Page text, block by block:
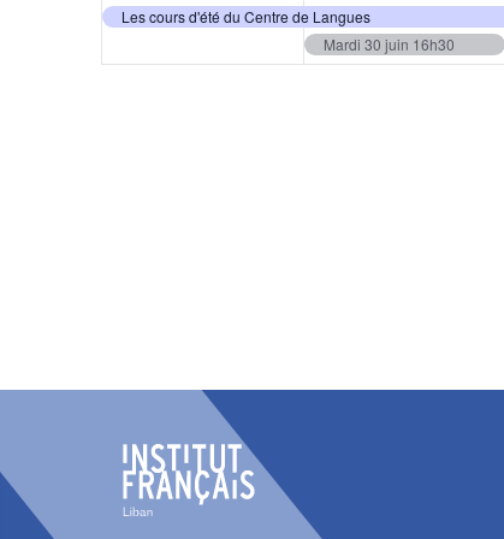
Les cours d'été du Centre de Langues
Mardi 30 juin 16h30